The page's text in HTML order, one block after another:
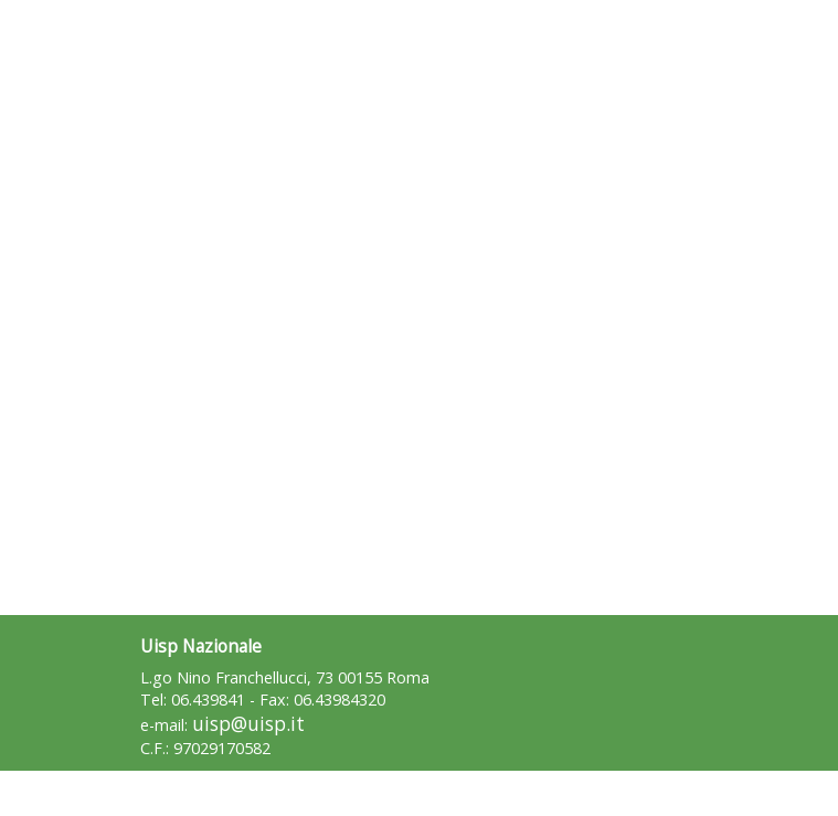
Uisp Nazionale
L.go Nino Franchellucci, 73 00155 Roma
Tel: 06.439841 - Fax: 06.43984320
e-mail: uisp@uisp.it
C.F.: 97029170582